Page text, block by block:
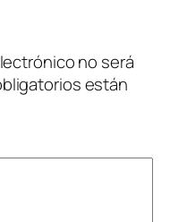
no será
están